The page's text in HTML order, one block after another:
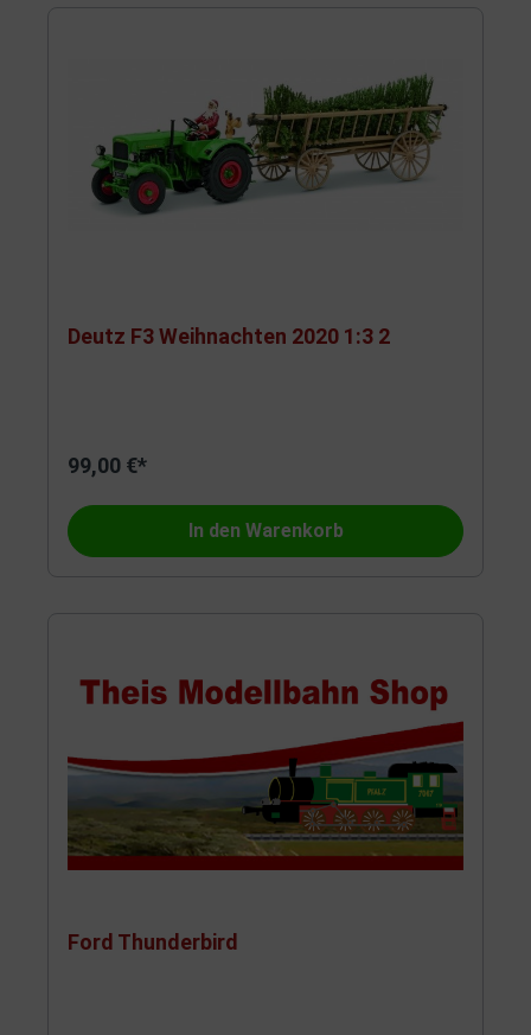
Deutz F3 Weihnachten 2020 1:3 2
99,00 €*
In den Warenkorb
Ford Thunderbird